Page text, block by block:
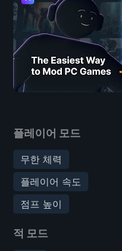
플레이어 모드
무한 체력
플레이어 속도
점프 높이
적 모드